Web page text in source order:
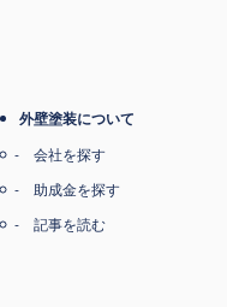
外壁塗装について
会社を探す
助成金を探す
記事を読む